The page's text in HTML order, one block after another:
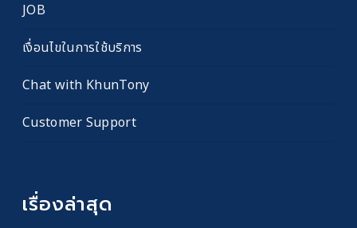
JOB
เงื่อนไขในการใช้บริการ
Chat with KhunTony
Customer Support
เรื่องล่าสุด